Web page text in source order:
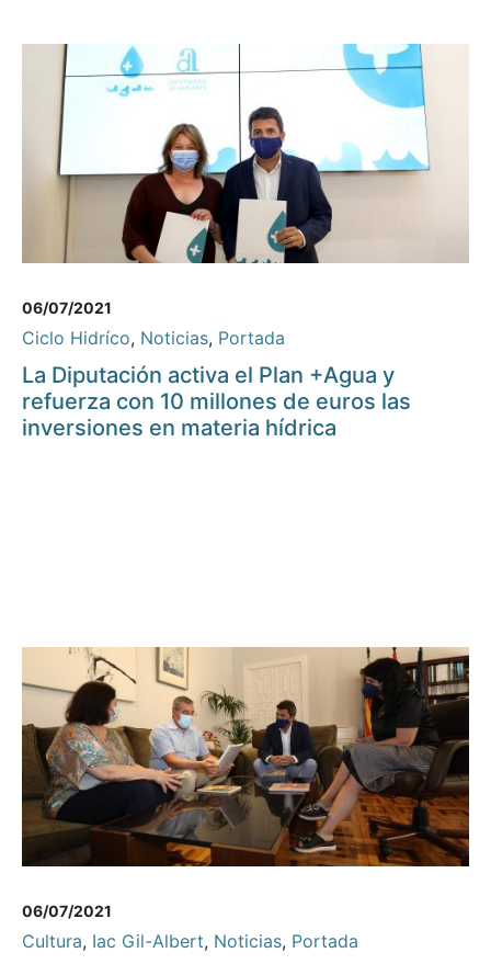
06/07/2021
Ciclo Hidríco, Noticias, Portada
La Diputación activa el Plan +Agua y
refuerza con 10 millones de euros las
inversiones en materia hídrica
06/07/2021
Cultura, Iac Gil-Albert, Noticias, Portada